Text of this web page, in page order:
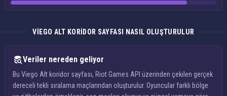
VIEGO ALT KORIDOR SAYFASI NASIL OLUŞTURULUR
Veriler nereden geliyor
Bu Viego Alt koridor sayfası, Riot Games API üzerinden çekilen gerçek
dereceli tekli sıralama maçlarından oluşturulur. Oyuncular farklı bölge